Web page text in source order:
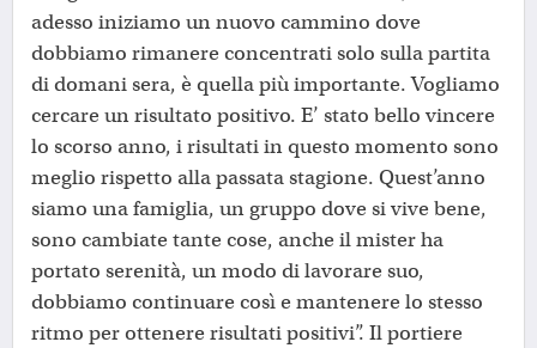
adesso iniziamo un nuovo cammino dove
dobbiamo rimanere concentrati solo sulla partita
di domani sera, è quella più importante. Vogliamo
cercare un risultato positivo. E’ stato bello vincere
lo scorso anno, i risultati in questo momento sono
meglio rispetto alla passata stagione. Quest’anno
siamo una famiglia, un gruppo dove si vive bene,
sono cambiate tante cose, anche il mister ha
portato serenità, un modo di lavorare suo,
dobbiamo continuare così e mantenere lo stesso
ritmo per ottenere risultati positivi”. Il portiere